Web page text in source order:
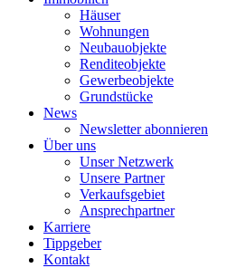
Häuser
Wohnungen
Neubauobjekte
Renditeobjekte
Gewerbeobjekte
Grundstücke
News
Newsletter abonnieren
Über uns
Unser Netzwerk
Unsere Partner
Verkaufsgebiet
Ansprechpartner
Karriere
Tippgeber
Kontakt